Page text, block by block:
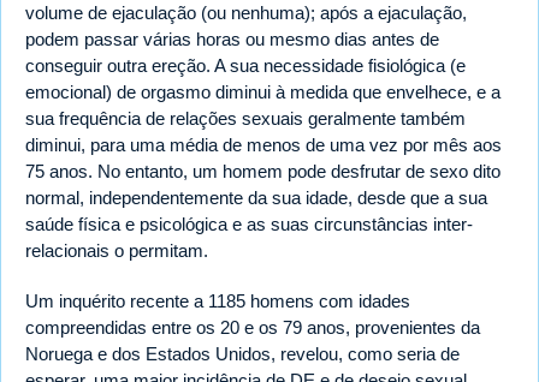
volume de ejaculação (ou nenhuma); após a ejaculação,
podem passar várias horas ou mesmo dias antes de
conseguir outra ereção. A sua necessidade fisiológica (e
emocional) de orgasmo diminui à medida que envelhece, e a
sua frequência de relações sexuais geralmente também
diminui, para uma média de menos de uma vez por mês aos
75 anos. No entanto, um homem pode desfrutar de sexo dito
normal, independentemente da sua idade, desde que a sua
saúde física e psicológica e as suas circunstâncias inter-
relacionais o permitam.
Um inquérito recente a 1185 homens com idades
compreendidas entre os 20 e os 79 anos, provenientes da
Noruega e dos Estados Unidos, revelou, como seria de